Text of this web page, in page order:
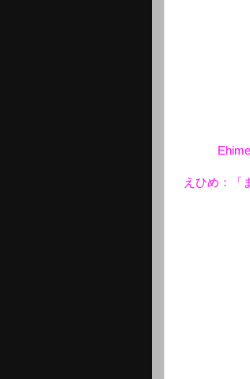
えひめ：「